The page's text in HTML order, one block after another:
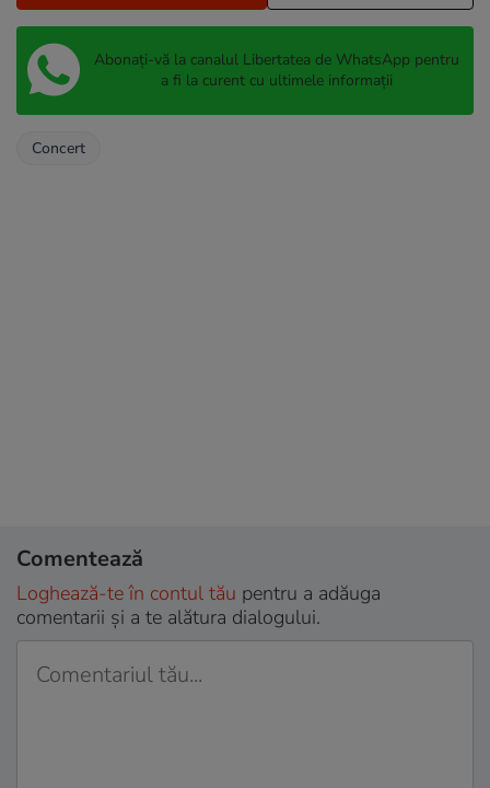
Abonați-vă la canalul Libertatea de WhatsApp pentru
a fi la curent cu ultimele informații
Concert
Comentează
Loghează-te în contul tău pentru a adăuga
comentarii și a te alătura dialogului.